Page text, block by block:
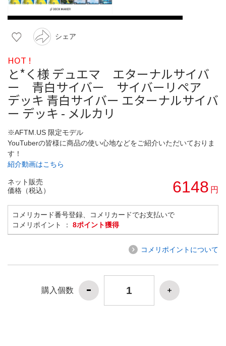
シェア
HOT !
と*く様 デュエマ エターナルサイバ
ー 青白サイバー サイバーリペア
デッキ 青白サイバー エターナルサイバ
ー デッキ - メルカリ
※AFTM.US 限定モデル
YouTuberの皆様に商品の使い心地などをご紹介いただいておりま
す！
紹介動画はこちら
ネット販売
価格（税込）
6148 円
コメリカード番号登録、コメリカードでお支払いで
コメリポイント ： 8ポイント獲得
コメリポイントについて
購入個数